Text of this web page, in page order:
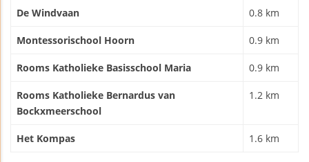
De Windvaan 0.8 km
Montessorischool Hoorn 0.9 km
Rooms Katholieke Basisschool Maria 0.9 km
Rooms Katholieke Bernardus van
Bockxmeerschool
1.2 km
Het Kompas 1.6 km